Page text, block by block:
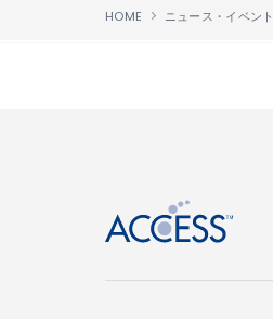
HOME ニュース・イベント